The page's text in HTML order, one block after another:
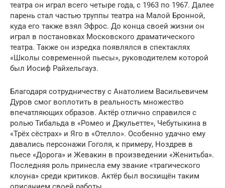
театра он играл всего четыре года, с 1963 по 1967. Далее
парень стал частью труппы театра на Малой Бронной,
куда его также взял Эфрос. До конца своей жизни он
играл в постановках Московского драматического
театра. Также он изредка появлялся в спектаклях
«Школы современной пьесы», руководителем которой
был Иосиф Райхельгауз.
Благодаря сотрудничеству с Анатолием Васильевичем
Дуров смог воплотить в реальность множество
впечатляющих образов. Актёр отлично справился с
ролью Тибальда в «Ромео и Джульетте», Чебутыкина в
«Трёх сёстрах» и Яго в «Отелло». Особенно удачно ему
давались персонажи Гоголя, к примеру, Ноздрев в
пьесе «Дорога» и Жевакин в произведении «Женитьба».
Последняя роль принесла ему звание «трагического
клоуна» среди критиков. Актёр был восхищён таким